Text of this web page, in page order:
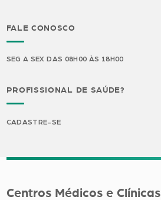
FALE CONOSCO
SEG A SEX DAS 08H00 ÀS 18H00
PROFISSIONAL DE SAÚDE?
CADASTRE-SE
Centros Médicos e Clínicas